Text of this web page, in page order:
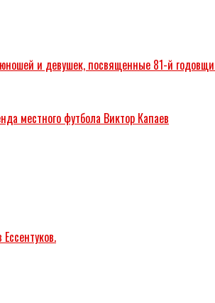
и девушек, посвященные 81-й
местного футбола Виктор Капаев